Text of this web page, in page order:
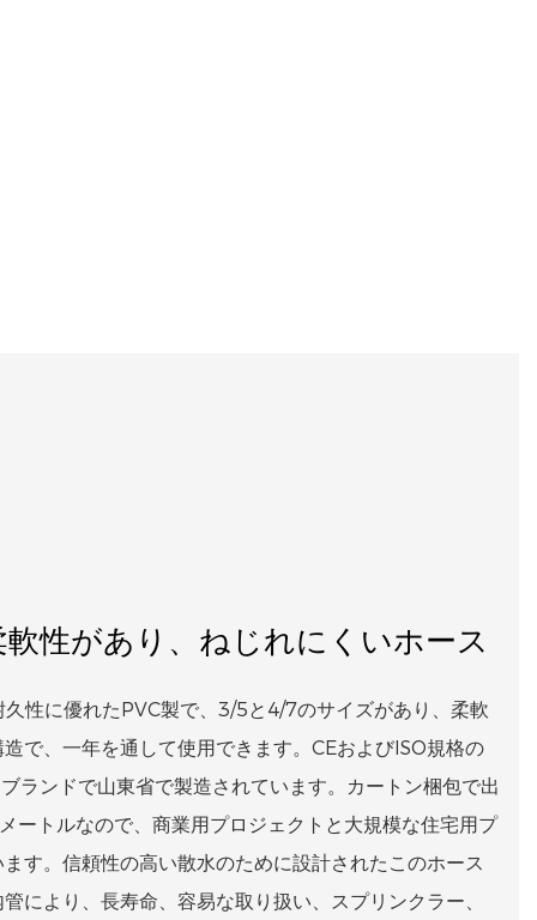
性があり、ねじれにくいホース
性に優れたPVC製で、3/5と4/7のサイズがあり、柔軟
で、一年を通して使用できます。CEおよびISO規格の
ランドで山東省で製造されています。カートン梱包で出
ートルなので、商業用プロジェクトと大規模な住宅用プ
す。信頼性の高い散水のために設計されたこのホース
により、長寿命、容易な取り扱い、スプリンクラー、